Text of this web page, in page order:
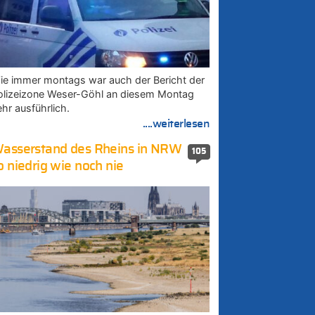
immer montags war auch der Bericht der
Weser-Göhl an diesem Montag
ausführlich.
....weiterlesen
105
des Rheins in NRW
niedrig wie noch nie